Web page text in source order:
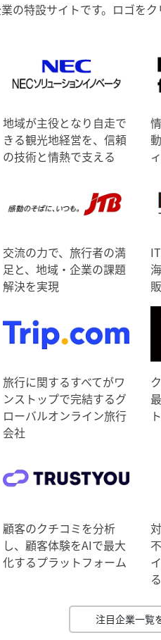
の特設サイトです。ロゴを
地域が主役となり自走で
きる観光地経営を、信頼
の技術と情熱で支える
交流の力で、旅行者の満
足と、地域・企業の課題
解決を実現
旅行に関するすべてがワ
ンストップで完結するグ
ローバルオンライン旅行
会社
顧客のクチコミを分析
し、顧客体験をAIで最大
化するプラットフォーム
る
注目企業一覧